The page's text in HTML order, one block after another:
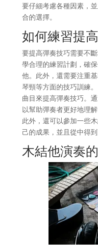
要仔細考慮各種因素，
合的選擇。
如何練習提
要提高彈奏技巧需要不
學合理的練習計劃，確
他。此外，還需要注重
琴頸等方面的技巧訓練
曲目來提高彈奏技巧。
以幫助彈奏者更好地理
此外，還可以參加一些
己的成果，並且從中得到
木結他演奏